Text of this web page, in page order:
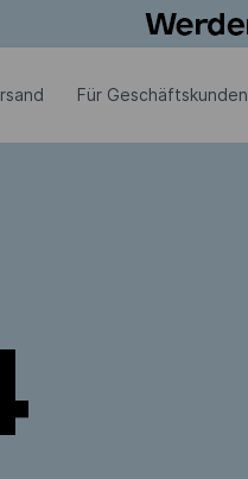
Für Geschäftskunden